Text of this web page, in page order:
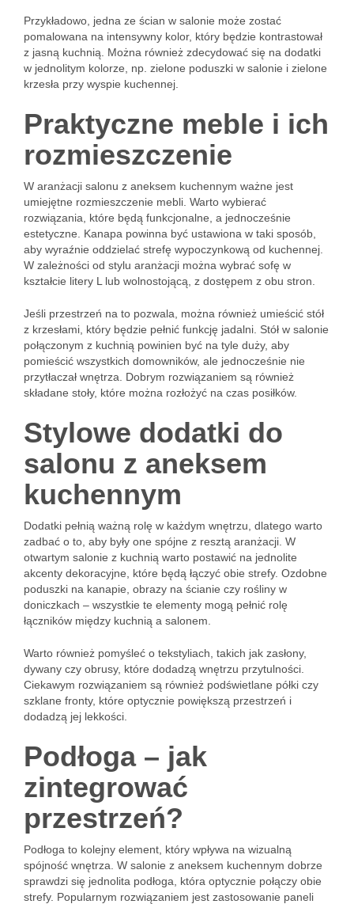
Przykładowo, jedna ze ścian w salonie może zostać
pomalowana na intensywny kolor, który będzie kontrastował
z jasną kuchnią. Można również zdecydować się na dodatki
w jednolitym kolorze, np. zielone poduszki w salonie i zielone
krzesła przy wyspie kuchennej.
Praktyczne meble i ich
rozmieszczenie
W aranżacji salonu z aneksem kuchennym ważne jest
umiejętne rozmieszczenie mebli. Warto wybierać
rozwiązania, które będą funkcjonalne, a jednocześnie
estetyczne. Kanapa powinna być ustawiona w taki sposób,
aby wyraźnie oddzielać strefę wypoczynkową od kuchennej.
W zależności od stylu aranżacji można wybrać sofę w
kształcie litery L lub wolnostojącą, z dostępem z obu stron.
Jeśli przestrzeń na to pozwala, można również umieścić stół
z krzesłami, który będzie pełnić funkcję jadalni. Stół w salonie
połączonym z kuchnią powinien być na tyle duży, aby
pomieścić wszystkich domowników, ale jednocześnie nie
przytłaczał wnętrza. Dobrym rozwiązaniem są również
składane stoły, które można rozłożyć na czas posiłków.
Stylowe dodatki do
salonu z aneksem
kuchennym
Dodatki pełnią ważną rolę w każdym wnętrzu, dlatego warto
zadbać o to, aby były one spójne z resztą aranżacji. W
otwartym salonie z kuchnią warto postawić na jednolite
akcenty dekoracyjne, które będą łączyć obie strefy. Ozdobne
poduszki na kanapie, obrazy na ścianie czy rośliny w
doniczkach – wszystkie te elementy mogą pełnić rolę
łączników między kuchnią a salonem.
Warto również pomyśleć o tekstyliach, takich jak zasłony,
dywany czy obrusy, które dodadzą wnętrzu przytulności.
Ciekawym rozwiązaniem są również podświetlane półki czy
szklane fronty, które optycznie powiększą przestrzeń i
dodadzą jej lekkości.
Podłoga – jak
zintegrować
przestrzeń?
Podłoga to kolejny element, który wpływa na wizualną
spójność wnętrza. W salonie z aneksem kuchennym dobrze
sprawdzi się jednolita podłoga, która optycznie połączy obie
strefy. Popularnym rozwiązaniem jest zastosowanie paneli